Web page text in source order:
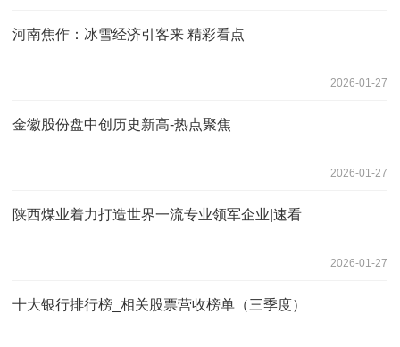
河南焦作：冰雪经济引客来 精彩看点
2026-01-27
金徽股份盘中创历史新高-热点聚焦
2026-01-27
陕西煤业着力打造世界一流专业领军企业|速看
2026-01-27
十大银行排行榜_相关股票营收榜单（三季度）